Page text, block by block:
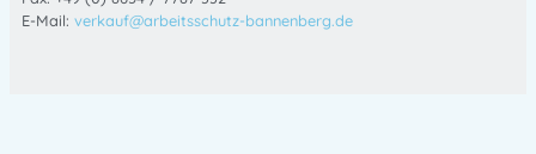
E-Mail: verkauf@arbeitsschutz-bannenberg.de